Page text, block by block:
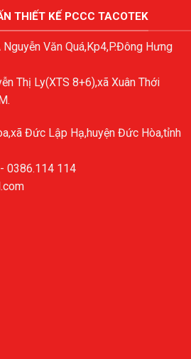
THIẾT KẾ PCCC TACOTEK
Văn Quá,Kp4,P.Đông Hưng
Thị Ly(XTS 8+6),xã Xuân Thới
Đức Lập Hạ,huyện Đức Hòa,tỉnh
0386.114 114